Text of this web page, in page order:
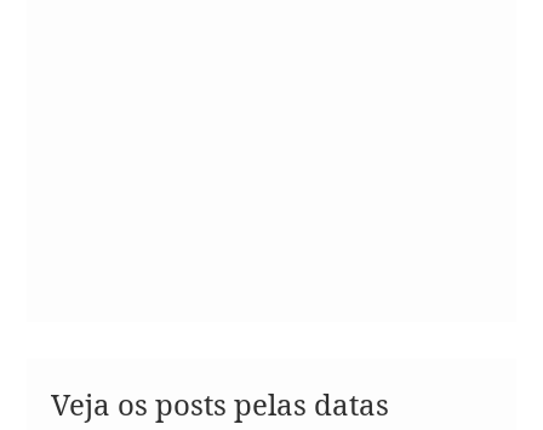
Veja os posts pelas datas